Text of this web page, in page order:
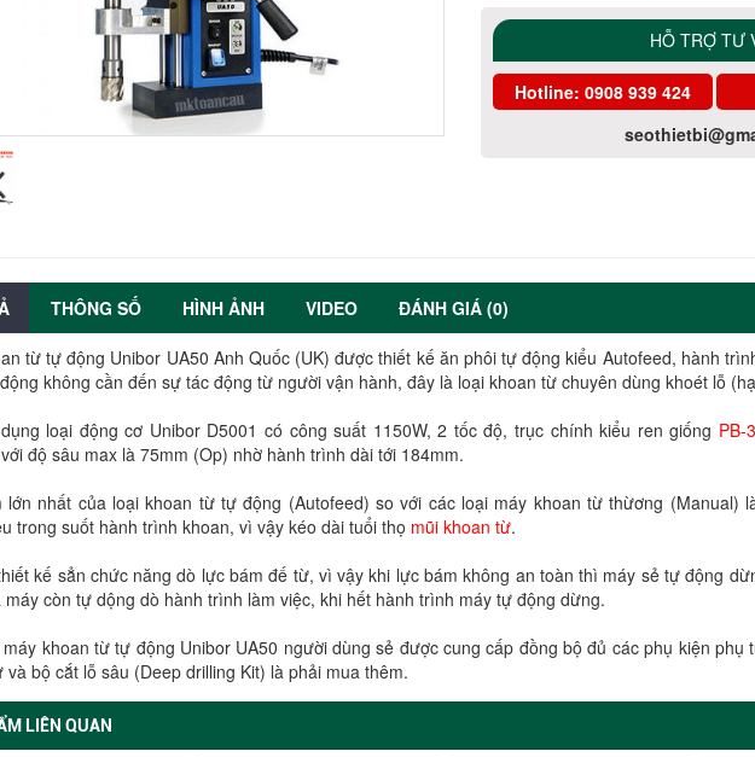
HỖ TRỢ TƯ
Hotline: 0908 939 424
THÔNG SỐ HÌNH ẢNH VIDEO ĐÁNH GIÁ (0)
từ tự động Unibor UA50 Anh Quốc (UK) được thiết kế ăn phôi tự động kiểu Autofeed, hành
không cần đến sự tác động từ người vận hành, đây là loại khoan từ chuyên dùng khoét lỗ
loại động cơ Unibor D5001 có công suất 1150W, 2 tốc độ, trục chính kiểu ren giống PB-
độ sâu max là 75mm (Op) nhờ hành trình dài tới 184mm.
lớn nhất của loại khoan từ tự động (Autofeed) so với các loại máy khoan từ thừơng (Manual)
trong suốt hành trình khoan, vì vậy kéo dài tuổi thọ mũi khoan từ.
kế sẳn chức năng dò lực bám đế từ, vì vậy khi lực bám không an toàn thì máy sẻ tự động
máy còn tự dộng dò hành trình làm việc, khi hết hành trình máy tự động dừng.
khoan từ tự động Unibor UA50 người dùng sẻ được cung cấp đồng bộ đủ các phụ kiện phụ
và bộ cắt lỗ sâu (Deep drilling Kit) là phải mua thêm.
LIÊN QUAN